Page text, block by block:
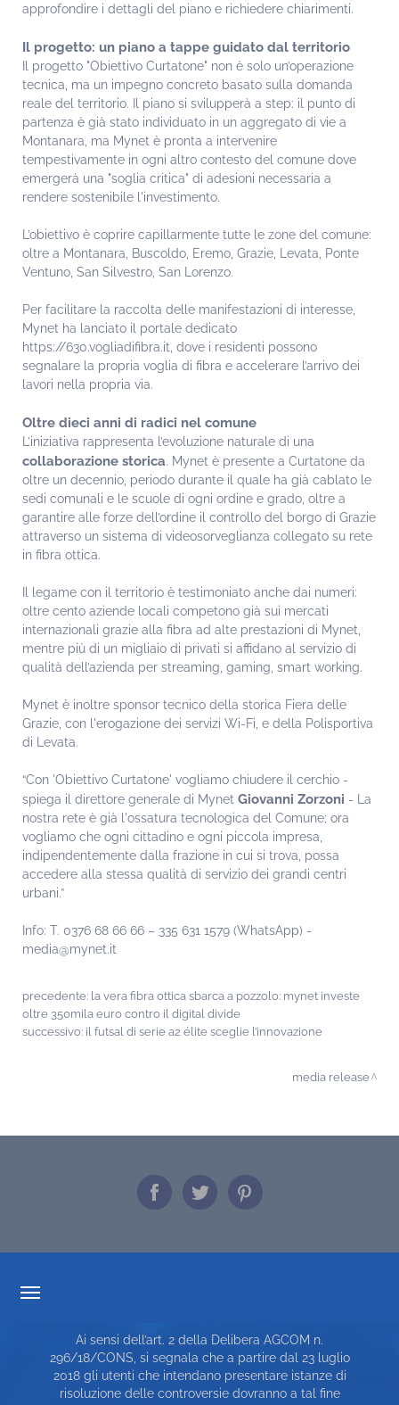
approfondire i dettagli del piano e richiedere chiarimenti.
Il progetto: un piano a tappe guidato dal territorio
Il progetto "Obiettivo Curtatone" non è solo un’operazione
tecnica, ma un impegno concreto basato sulla domanda
reale del territorio. Il piano si svilupperà a step: il punto di
partenza è già stato individuato in un aggregato di vie a
Montanara, ma Mynet è pronta a intervenire
tempestivamente in ogni altro contesto del comune dove
emergerà una "soglia critica" di adesioni necessaria a
rendere sostenibile l'investimento.
L’obiettivo è coprire capillarmente tutte le zone del comune:
oltre a Montanara, Buscoldo, Eremo, Grazie, Levata, Ponte
Ventuno, San Silvestro, San Lorenzo.
Per facilitare la raccolta delle manifestazioni di interesse,
Mynet ha lanciato il portale dedicato
https://630.vogliadifibra.it, dove i residenti possono
segnalare la propria voglia di fibra e accelerare l’arrivo dei
lavori nella propria via.
Oltre dieci anni di radici nel comune
L’iniziativa rappresenta l’evoluzione naturale di una
collaborazione storica. Mynet è presente a Curtatone da
oltre un decennio, periodo durante il quale ha già cablato le
sedi comunali e le scuole di ogni ordine e grado, oltre a
garantire alle forze dell’ordine il controllo del borgo di Grazie
attraverso un sistema di videosorveglianza collegato su rete
in fibra ottica.
Il legame con il territorio è testimoniato anche dai numeri:
oltre cento aziende locali competono già sui mercati
internazionali grazie alla fibra ad alte prestazioni di Mynet,
mentre più di un migliaio di privati si affidano al servizio di
qualità dell’azienda per streaming, gaming, smart working.
Mynet è inoltre sponsor tecnico della storica Fiera delle
Grazie, con l'erogazione dei servizi Wi-Fi, e della Polisportiva
di Levata.
“Con 'Obiettivo Curtatone' vogliamo chiudere il cerchio -
spiega il direttore generale di Mynet Giovanni Zorzoni - La
nostra rete è già l'ossatura tecnologica del Comune; ora
vogliamo che ogni cittadino e ogni piccola impresa,
indipendentemente dalla frazione in cui si trova, possa
accedere alla stessa qualità di servizio dei grandi centri
urbani.”
Info: T. 0376 68 66 66 – 335 631 1579 (WhatsApp) -
media@mynet.it
precedente: la vera fibra ottica sbarca a pozzolo: mynet investe
oltre 350mila euro contro il digital divide
successivo: il futsal di serie a2 élite sceglie l’innovazione
media release
CARTA DEI SERVIZI
TOP RICERCHE
Ai sensi dell’art. 2 della Delibera AGCOM n.
296/18/CONS, si segnala che a partire dal 23 luglio
2018 gli utenti che intendano presentare istanze di
risoluzione delle controversie dovranno a tal fine